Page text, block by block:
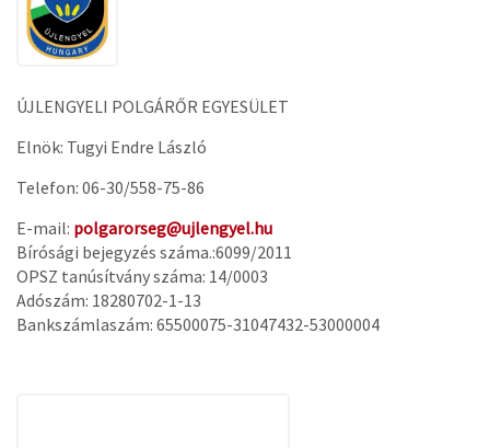
ÚJLENGYELI POLGÁRŐR EGYESÜLET
Elnök: Tugyi Endre László
Telefon: 06-30/558-75-86
E-mail: polgarorseg@ujlengyel.hu
Bírósági bejegyzés száma.:6099/2011
OPSZ tanúsítvány száma: 14/0003
Adószám: 18280702-1-13
Bankszámlaszám: 65500075-31047432-53000004